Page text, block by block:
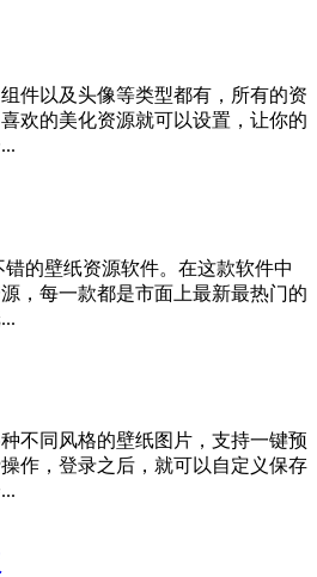
件以及头像等类型都有，所有的资
欢的美化资源就可以设置，让你的
的壁纸资源软件。在这款软件中
，每一款都是市面上最新最热门的
不同风格的壁纸图片，支持一键预
作，登录之后，就可以自定义保存